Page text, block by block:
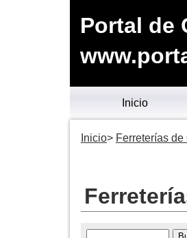
Portal de
Inicio
Inicio Ferreterías de